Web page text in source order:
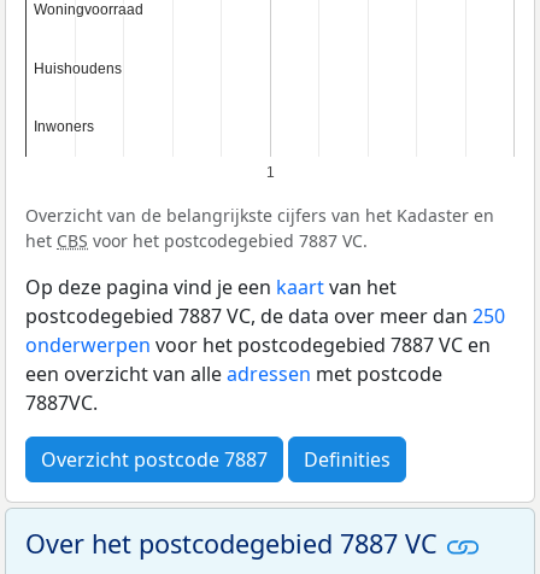
1
Woningvoorraad
Woningvoorraad
Huishoudens
Huishoudens
Inwoners
Inwoners
Overzicht van de belangrijkste cijfers van het Kadaster en
het CBS voor het postcodegebied 7887 VC.
Op deze pagina vind je een kaartvan het
postcodegebied 7887 VC, de data over meer dan 250
onderwerpen voor het postcodegebied 7887 VC en
een overzicht van alleadressen met postcode
7887VC.
Overzicht postcode 7887 Definities
Over het postcodegebied 7887 VC